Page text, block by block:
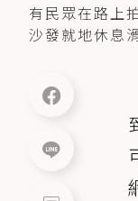
有民眾在路上
沙發就地休息